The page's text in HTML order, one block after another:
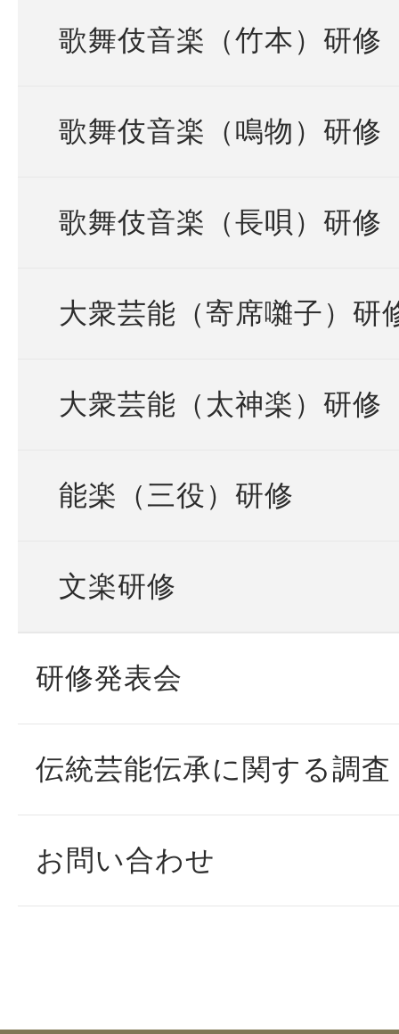
歌舞伎音楽（竹本）研修
歌舞伎音楽（鳴物）研修
歌舞伎音楽（長唄）研修
大衆芸能（寄席囃子）研
大衆芸能（太神楽）研修
能楽（三役）研修
文楽研修
研修発表会
伝統芸能伝承に関する調査
お問い合わせ